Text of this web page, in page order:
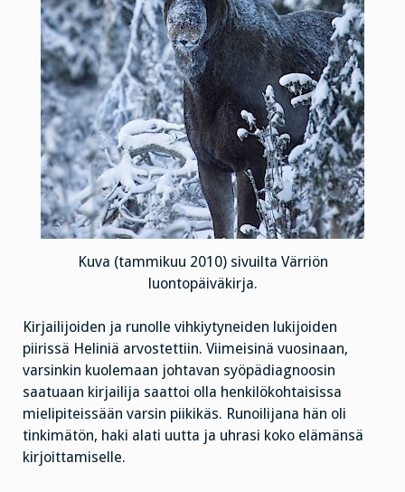
Kuva (tammikuu 2010) sivuilta Värriön
luontopäiväkirja.
Kirjailijoiden ja runolle vihkiytyneiden lukijoiden
piirissä Heliniä arvostettiin. Viimeisinä vuosinaan,
varsinkin kuolemaan johtavan syöpädiagnoosin
saatuaan kirjailija saattoi olla henkilökohtaisissa
mielipiteissään varsin piikikäs. Runoilijana hän oli
tinkimätön, haki alati uutta ja uhrasi koko elämänsä
kirjoittamiselle.